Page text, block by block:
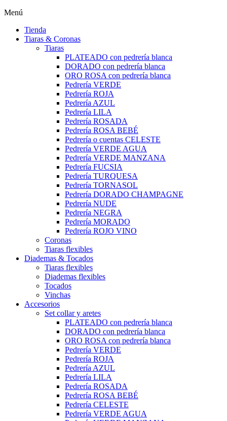
Menú
Tienda
Tiaras & Coronas
Tiaras
PLATEADO con pedrería blanca
DORADO con pedrería blanca
ORO ROSA con pedrería blanca
Pedrería VERDE
Pedrería ROJA
Pedrería AZUL
Pedrería LILA
Pedrería ROSADA
Pedrería ROSA BEBÉ
Pedrería o cuentas CELESTE
Pedrería VERDE AGUA
Pedrería VERDE MANZANA
Pedrería FUCSIA
Pedrería TURQUESA
Pedrería TORNASOL
Pedrería DORADO CHAMPAGNE
Pedrería NUDE
Pedrería NEGRA
Pedrería MORADO
Pedrería ROJO VINO
Coronas
Tiaras flexibles
Diademas & Tocados
Tiaras flexibles
Diademas flexibles
Tocados
Vinchas
Accesorios
Set collar y aretes
PLATEADO con pedrería blanca
DORADO con pedrería blanca
ORO ROSA con pedrería blanca
Pedrería VERDE
Pedrería ROJA
Pedrería AZUL
Pedrería LILA
Pedrería ROSADA
Pedrería ROSA BEBÉ
Pedrería CELESTE
Pedrería VERDE AGUA